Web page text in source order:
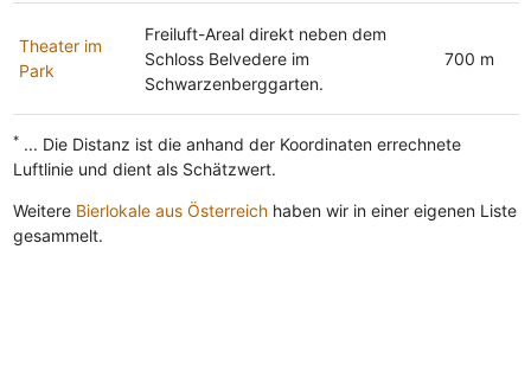
Theater im
Park
Freiluft-Areal direkt neben dem
Schloss Belvedere im
Schwarzenberggarten.
700 m
*... Die Distanz ist die anhand der Koordinaten errechnete
Luftlinie und dient als Schätzwert.
Weitere Bierlokale aus Österreichhaben wir in einer eigenen Liste
gesammelt.